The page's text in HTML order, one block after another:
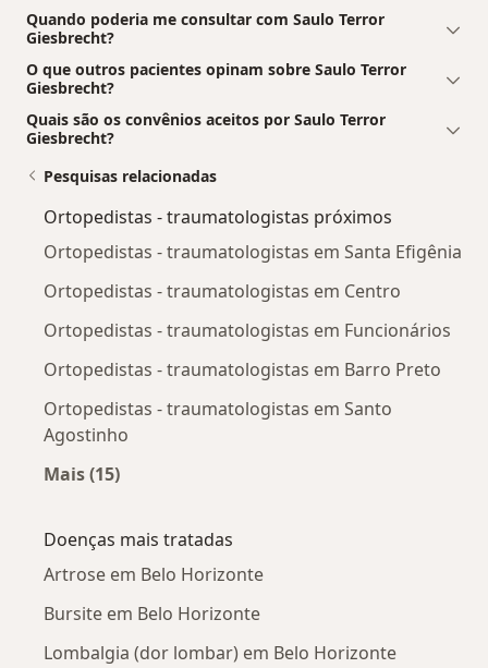
Quando poderia me consultar com Saulo Terror
Giesbrecht?
O que outros pacientes opinam sobre Saulo Terror
Giesbrecht?
Quais são os convênios aceitos por Saulo Terror
Giesbrecht?
Pesquisas relacionadas
Ortopedistas - traumatologistas próximos
Ortopedistas - traumatologistas em Santa Efigênia
Ortopedistas - traumatologistas em Centro
Ortopedistas - traumatologistas em Funcionários
Ortopedistas - traumatologistas em Barro Preto
Ortopedistas - traumatologistas em Santo
Agostinho
Mais (15)
Doenças mais tratadas
Artrose em Belo Horizonte
Bursite em Belo Horizonte
Lombalgia (dor lombar) em Belo Horizonte